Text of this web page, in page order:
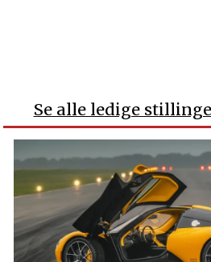
Se alle ledige